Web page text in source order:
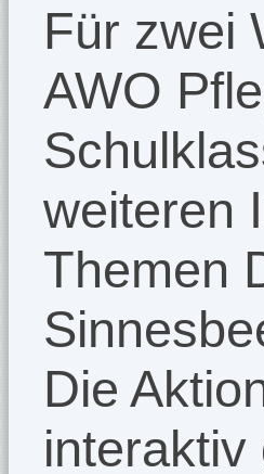
Für zwei
AWO
weiteren
Themen
Die
interaktiv